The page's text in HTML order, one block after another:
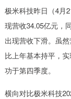
极米科技昨日（4月
现营收34.05亿元，
出现营收下滑。虽
比上年基本持平，
功于第四季度。
横向对比极米科技